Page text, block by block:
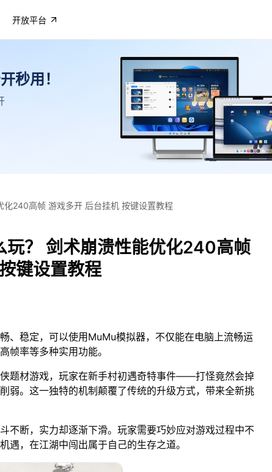
开放平台
秒用！
240高帧 游戏多开 后台挂机 按键设置教程
玩？ 剑术崩溃性能优化240高帧
键设置教程
、稳定，可以使用MuMu模拟器，不仅能在电脑上流畅运
帧率等多种实用功能。
侠题材游戏，玩家在新手村初遇奇特事件——打怪竟然会掉
弱。这一独特的机制颠覆了传统的升级方式，带来全新挑
不断，实力却逐渐下滑。玩家需要巧妙应对游戏过程中不
遇，在江湖中闯出属于自己的生存之道。